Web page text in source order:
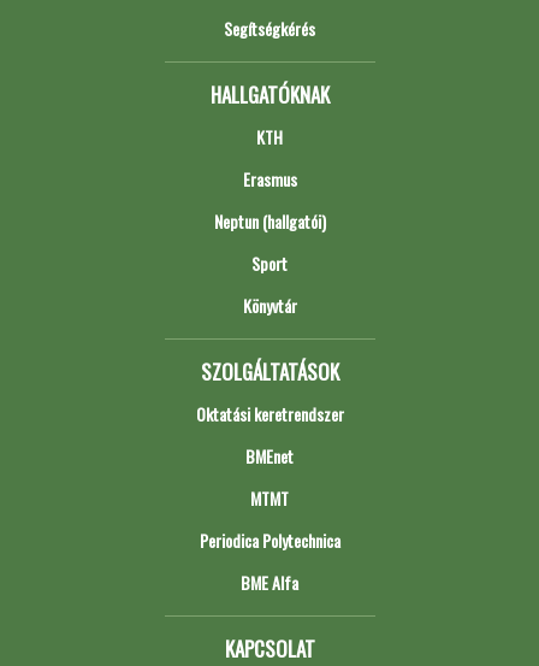
Segítségkérés
HALLGATÓKNAK
KTH
Erasmus
Neptun (hallgatói)
Sport
Könyvtár
SZOLGÁLTATÁSOK
Oktatási keretrendszer
BMEnet
MTMT
Periodica Polytechnica
BME Alfa
KAPCSOLAT